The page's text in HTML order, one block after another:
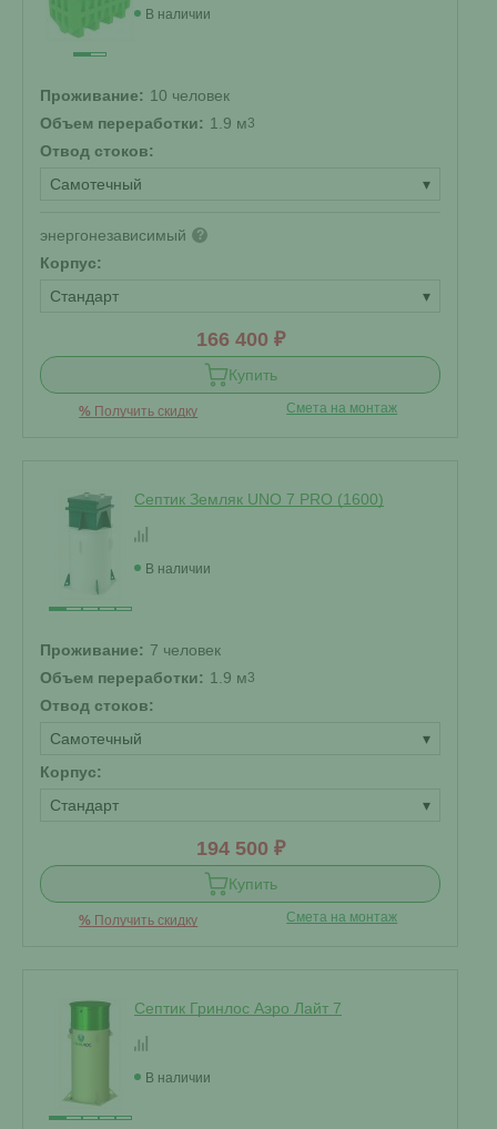
В наличии
Проживание: 10 человек
Объем переработки: 1.9 м3
Отвод стоков:
Самотечный
▾
энергонезависимый ?
Корпус:
Стандарт
▾
166 400 ₽
Купить
% Получить скидку Смета на монтаж
Септик Земляк UNO 7 PRO (1600)
В наличии
Проживание: 7 человек
Объем переработки: 1.9 м3
Отвод стоков:
Самотечный
▾
Корпус:
Стандарт
▾
194 500 ₽
Купить
% Получить скидку Смета на монтаж
Септик Гринлос Аэро Лайт 7
В наличии